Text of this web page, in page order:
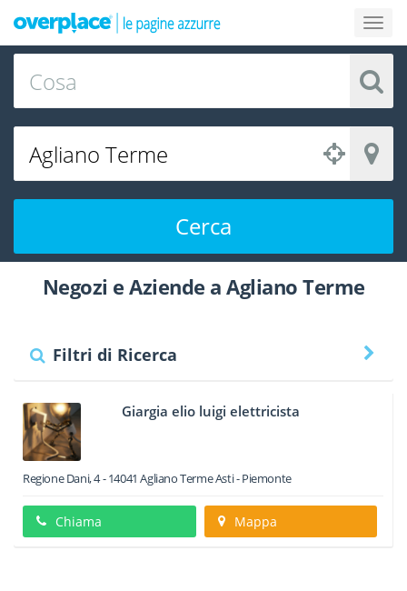
Cerca
Negozi e Aziende a Agliano Terme
Filtri di Ricerca
Giargia elio luigi elettricista
Regione Dani, 4-14041 Agliano TermeAsti -Piemonte
Chiama Mappa